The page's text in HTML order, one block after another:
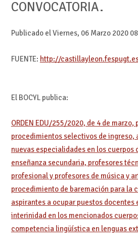
CONVOCATORIA.
Publicado el Viernes, 06 Marzo 2020
FUENTE: http://
El BOCYL publica:
ORDEN EDU/255/2020, de 4 de
procedimientos selectivos de ingreso,
nuevas especialidades en los cuerpos
enseñanza secundaria, profesores
profesional y profesores de música y
procedimiento de baremación para la
aspirantes a ocupar puestos docentes
interinidad en los mencionados
competencia lingüística en lenguas